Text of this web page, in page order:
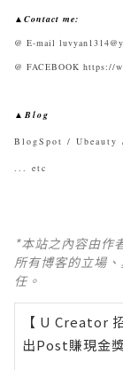
▲Contact me:
@ E-mail
@ FACEBOOK https://
▲Blog
BlogSpot /
... etc
*本站之內容由作
所有博客的立場
任。
【 U Creator
出Post賺現金